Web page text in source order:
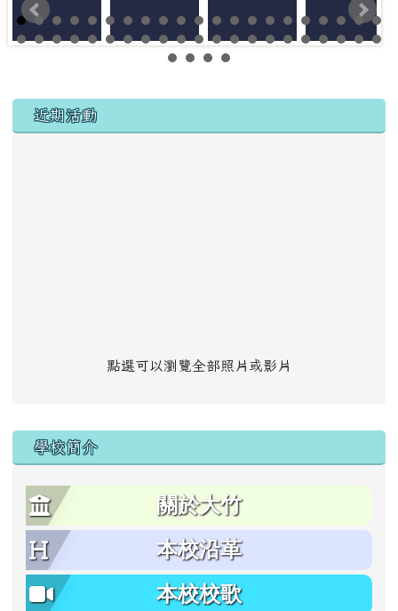
左邊區域內容
近期活動
點選可以瀏覽全部照片或影片
學校簡介
關於大竹
本校沿革
本校校歌